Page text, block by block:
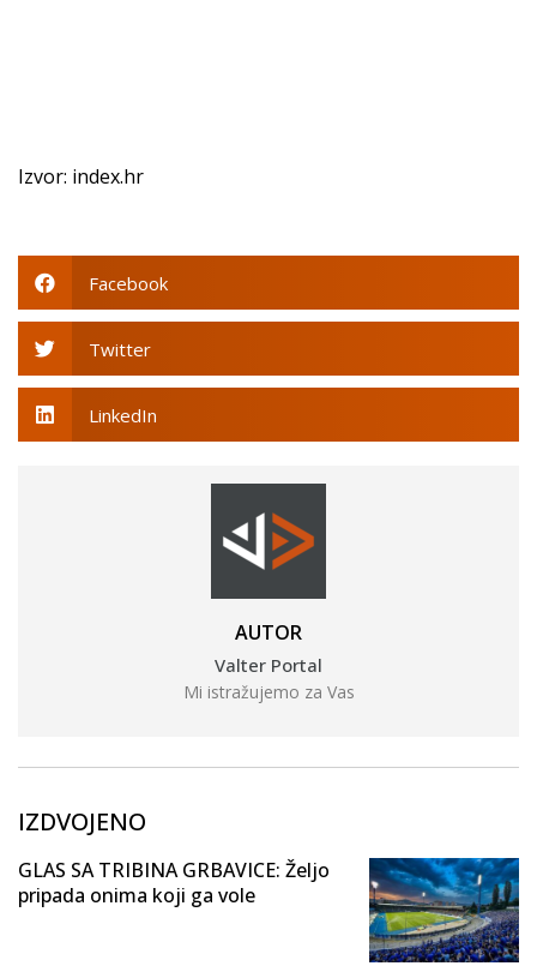
Izvor: index.hr
Facebook
Twitter
LinkedIn
AUTOR
Valter Portal
Mi istražujemo za Vas
IZDVOJENO
GLAS SA TRIBINA GRBAVICE: Željo
pripada onima koji ga vole